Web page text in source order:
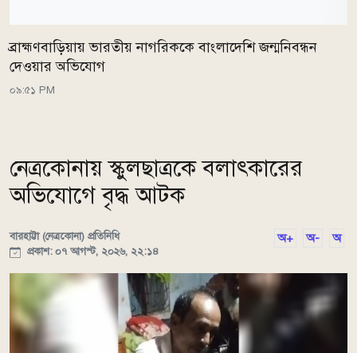
ব্রাহ্মণবাড়িয়ায় ভারতীয় নাগরিককে বাংলাদেশি জন্মনিবন্ধন
দেওয়ার অভিযোগ
০৯:৫১ PM
নেত্রকোনায় স্কুলছাত্রকে বলাৎকারের
অভিযোগে বৃদ্ধ আটক
বারহাট্টা (নেত্রকোনা) প্রতিনিধি
প্রকাশ: ০৭ আগস্ট, ২০২৬, ২২:১৪
অ+ অ- অ